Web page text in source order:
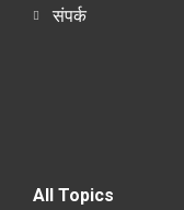
संपर्क
All Topics